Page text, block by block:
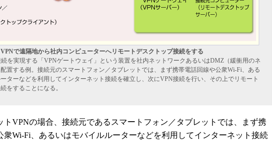
で遠隔地から社内コンピューターへリモートデスクトップ接続をする
を実現する「VPNゲートウェイ」という装置を社内ネットワークあるいはDMZ（緩衝用のネ
置する例。接続元のスマートフォン／タブレットでは、まず携帯電話回線や公衆Wi-Fi、ある
ターなどを利用してインターネット接続を確立し、次にVPN接続を行い、その上でリモート
をすることになる。
VPNの場合、接続元であるスマートフォン／タブレットでは、まず携
衆Wi-Fi、あるいはモバイルルーターなどを利用してインターネット接続